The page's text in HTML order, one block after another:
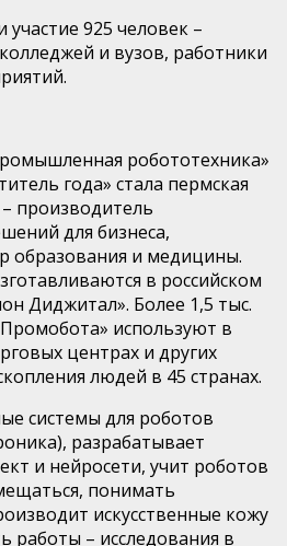
участие 925 человек –
и вузов, работники
робототехника»
года» стала пермская
– производитель
для бизнеса,
образования и медицины.
в российском
Диджитал». Более 1,5 тыс.
Промобота» используют в
центрах и других
людей в 45 странах.
системы для роботов
разрабатывает
и нейросети, учит роботов
понимать
искусственные кожу
работы – исследования в